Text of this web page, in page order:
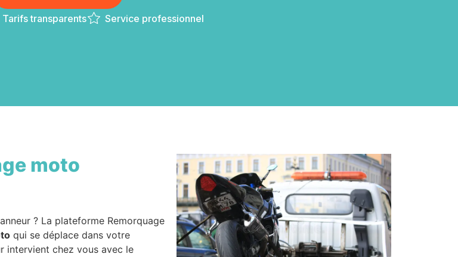
Tarifs transparents Service professionnel
moto
? La plateforme Remorquage
qui se déplace dans votre
intervient chez vous avec le